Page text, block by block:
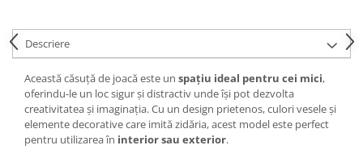
Descriere
Această căsuță de joacă este un spațiu ideal pentru cei mici,
oferindu-le un loc sigur și distractiv unde își pot dezvolta
creativitatea și imaginația. Cu un design prietenos, culori vesele și
elemente decorative care imită zidăria, acest model este perfect
pentru utilizarea în interior sau exterior.